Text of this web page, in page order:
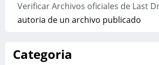
Verificar Archivos oficiales de Last
autoria de un archivo publicado
Categoria